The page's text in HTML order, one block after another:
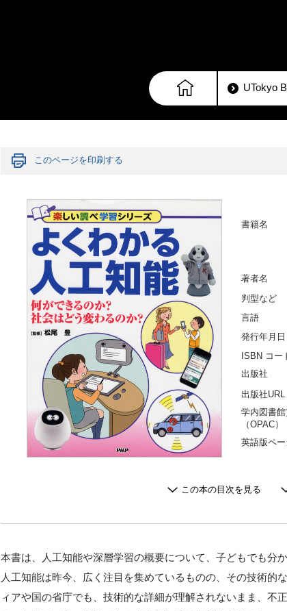
UTokyo
このページを印刷する
書籍名
著者名
判型など
言語
発行年月日
ISBN コー
出版社
出版社URL
学内図書
（OPAC）
英語版ペ
この本の目次を見る
本書は、人工知能や深層学習の概要について、子どもでも分
人工知能は昨今、広く注目を集めているものの、その技術的
ィアや国の省庁でも、技術的な詳細が理解されないまま、不